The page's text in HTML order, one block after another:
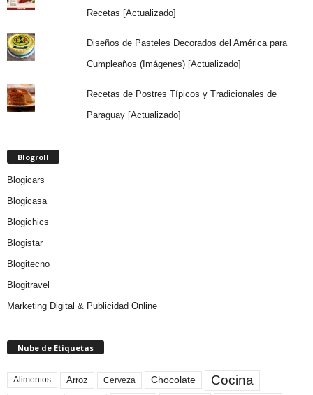
Recetas [Actualizado]
Diseños de Pasteles Decorados del América para
Cumpleaños (Imágenes) [Actualizado]
Recetas de Postres Típicos y Tradicionales de
Paraguay [Actualizado]
Blogroll
Blogicars
Blogicasa
Blogichics
Blogistar
Blogitecno
Blogitravel
Marketing Digital & Publicidad Online
Nube de Etiquetas
Alimentos Arroz Cerveza Chocolate Cocina